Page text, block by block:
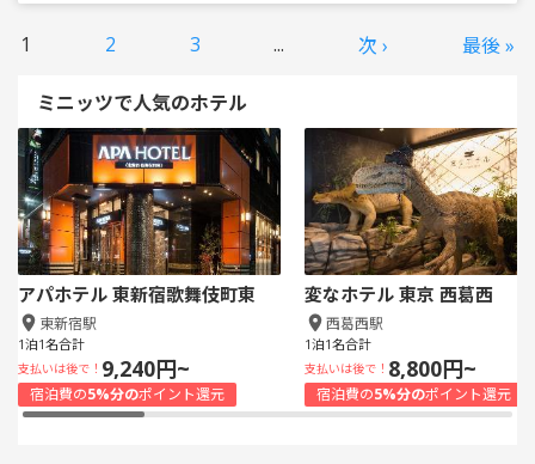
1 2 3 ... 次 › 最後 »
ミニッツで人気のホテル
アパホテル 東新宿歌舞伎町東
東新宿駅
1泊1名合計
支払いは後で！ 9,240円~
宿泊費の5%分のポイント還元
変なホテル 東京 西葛西
西葛西駅
1泊1名合計
支払いは後で！ 8,800円~
宿泊費の5%分のポイント還元